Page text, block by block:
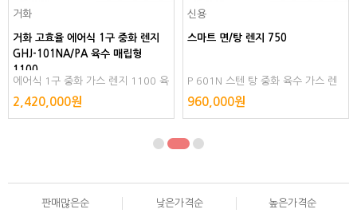
거화
거화 고효율 에어식 1구 중화 렌지
GHJ-101NA/PA 육수 매립형
1100
에어식 1구 중화 가스 렌지 1100 육
수 매립형 볶음용 2구 조리용 주물
직화 레인지 화구 무쇠 고화력
2,420,000원
신용
스마트 면/탕 렌지 750
P 601N 스텐 탕 중화 육수 가스 렌
지 대용량 중식 중 중화요리 LNG LP
G 스텐리스 스텐레스
960,000원
판매많은순 낮은가격순 높은가격순